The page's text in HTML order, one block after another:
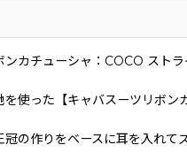
カチューシャ：COCO ストラ
を使った【キャバスーツリボン
の作りをベースに耳を入れて